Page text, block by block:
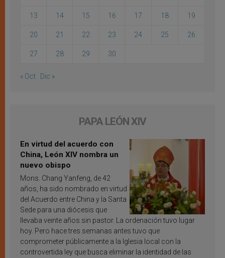
13 14 15 16 17 18 19
20 21 22 23 24 25 26
27 28 29 30
« Oct Dic »
PAPA LEÓN XIV
En virtud del acuerdo con
China, León XIV nombra un
nuevo obispo
Mons. Chang Yanfeng, de 42
años, ha sido nombrado en virtud
del Acuerdo entre China y la Santa
Sede para una diócesis que
llevaba veinte años sin pastor. La ordenación tuvo lugar
hoy. Pero hace tres semanas antes tuvo que
comprometer públicamente a la Iglesia local con la
controvertida ley que busca eliminar la identidad de las